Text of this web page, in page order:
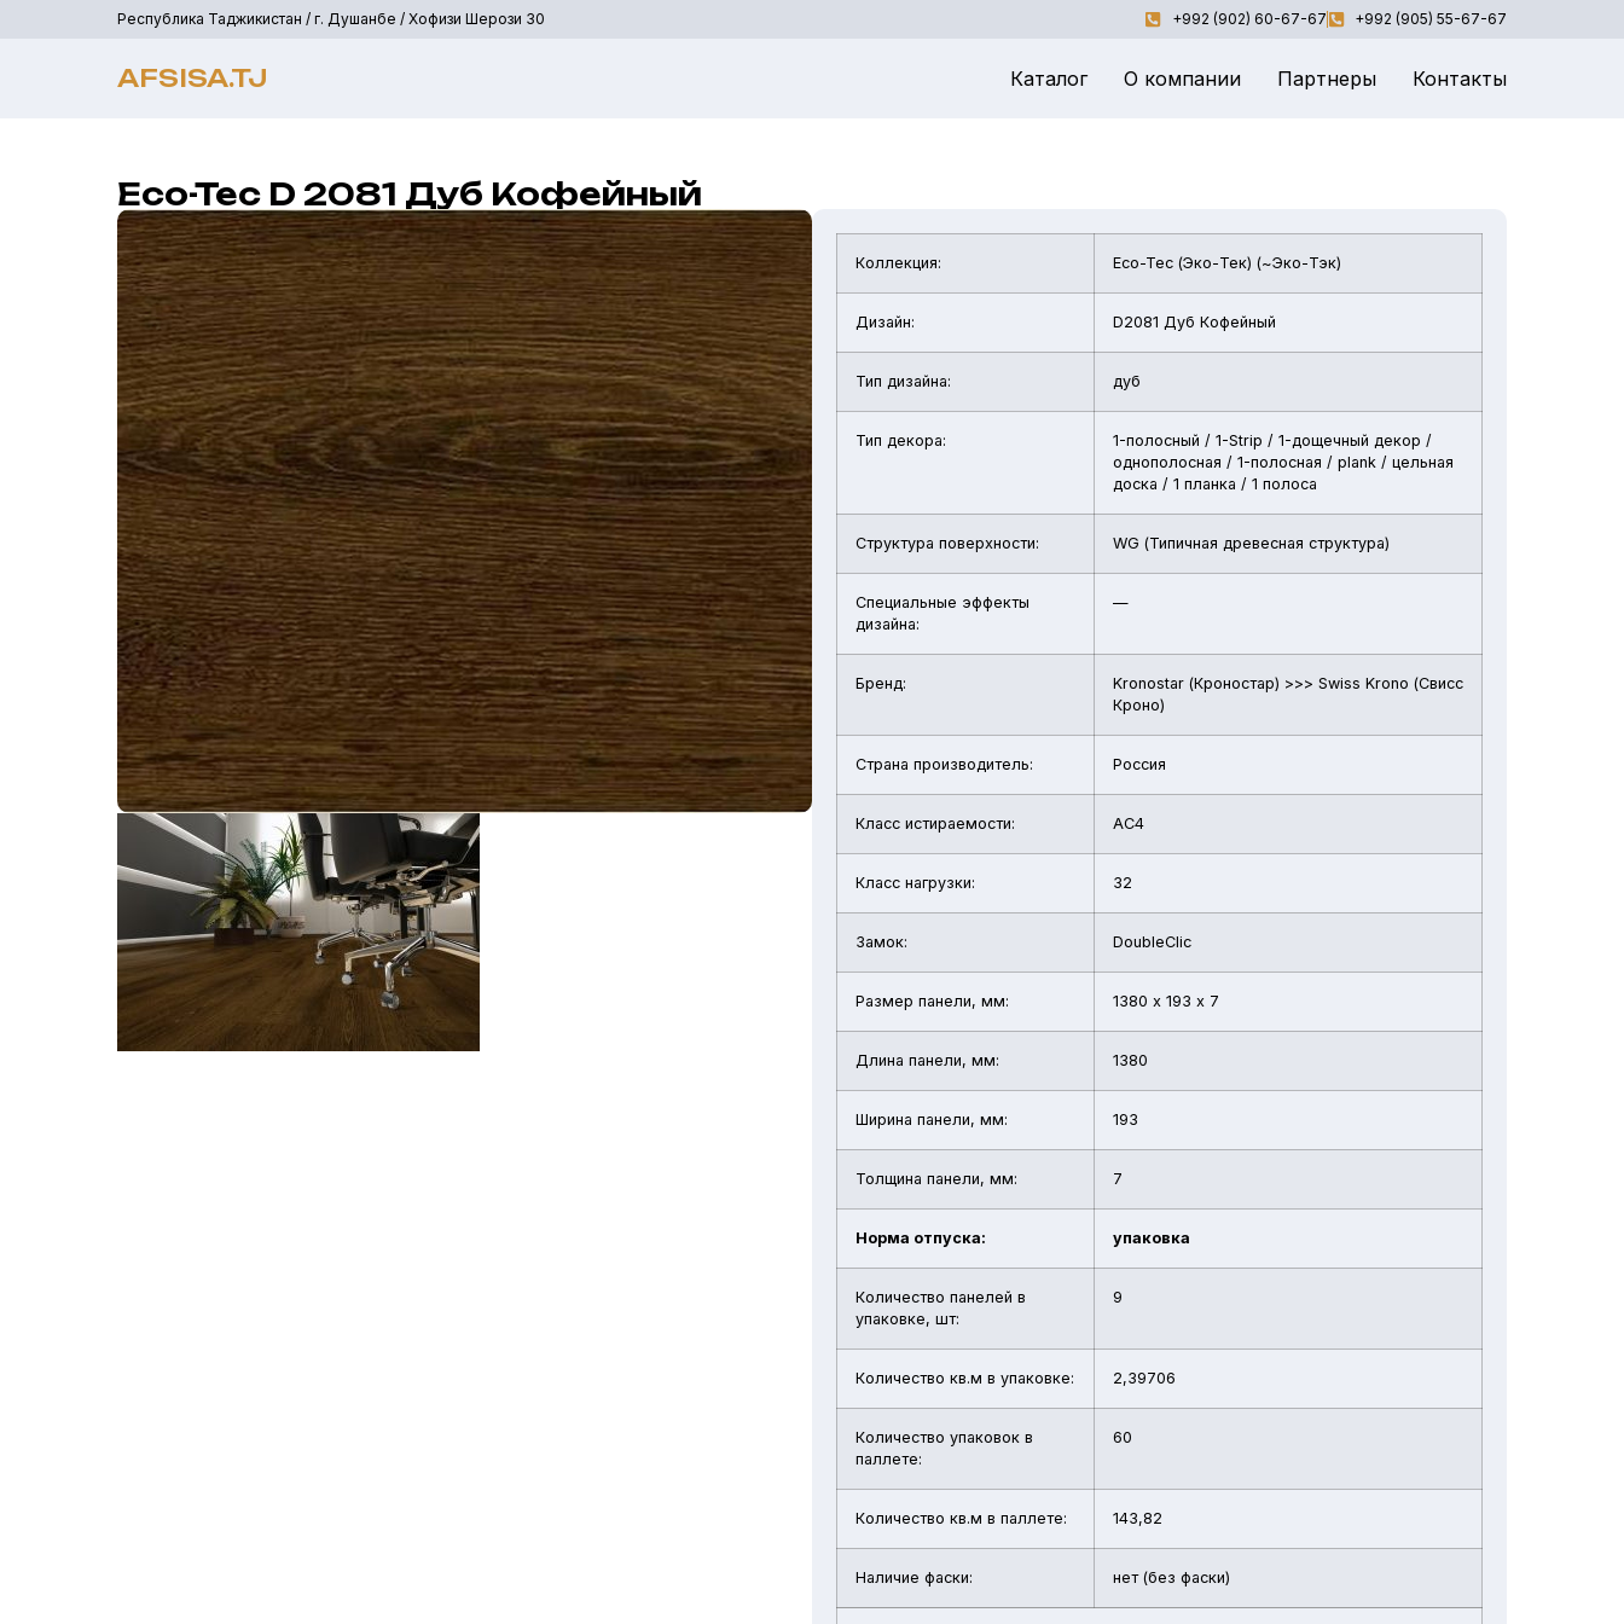
Республика Таджикистан / г. Душанбе / Хофизи Шерози 30 +992 (902) 60-67-67 +992 (905) 55-67-67
AFSISA.TJ Каталог О компании Партнеры Контакты
Eco-Tec D 2081 Дуб Кофейный
Коллекция: Eco-Tec (Эко-Тек) (~Эко-Тэк)
Дизайн: D2081 Дуб Кофейный
Тип дизайна: дуб
Тип декора:
1-полосный / 1-Strip / 1-дощечный декор /
однополосная / 1-полосная / plank / цельная
доска / 1 планка / 1 полоса
Структура поверхности: WG (Типичная древесная структура)
Специальные эффекты
дизайна:
—
Бренд:
Kronostar (Кроностар) >>> Swiss Krono (Свисс
Кроно)
Страна производитель: Россия
Класс истираемости: АС4
Класс нагрузки: 32
Замок: DoubleClic
Размер панели, мм: 1380 х 193 х 7
Длина панели, мм: 1380
Ширина панели, мм: 193
Толщина панели, мм: 7
Норма отпуска: упаковка
Количество панелей в
упаковке, шт:
9
Количество кв.м в упаковке: 2,39706
Количество упаковок в
паллете:
60
Количество кв.м в паллете: 143,82
Наличие фаски: нет (без фаски)